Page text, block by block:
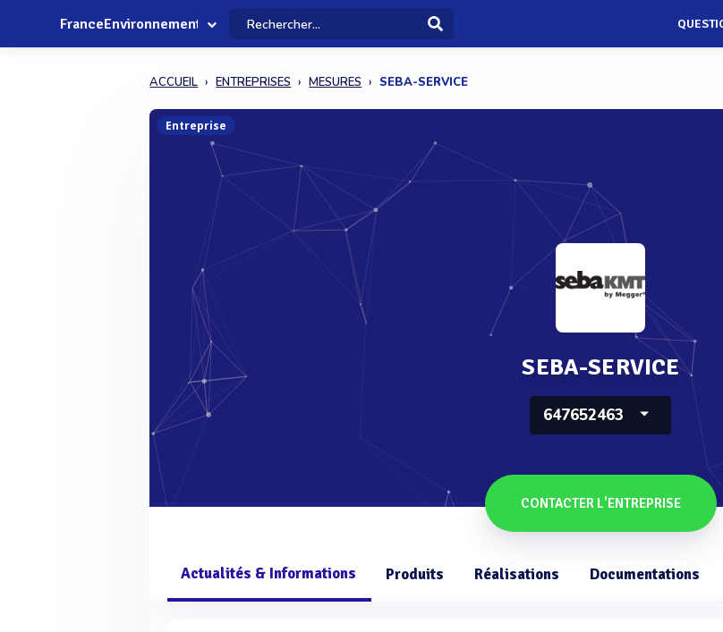
FranceEnvironnement
ACCUEIL ENTREPRISES MESURES SEBA-SERVICE
Entreprise
SEBA-SERVICE
647652463
CONTACTER L'ENTREPRISE
Actualités & Informations Produits Réalisations Documentations